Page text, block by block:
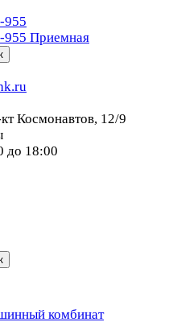
955
955 Приемная
Космонавтов, 12/9
до 18:00